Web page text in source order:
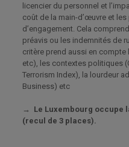
licencier du personnel et
coût de la main-d’œuvre et
d’engagement. Cela
préavis ou les indemnités de
critère prend aussi en
etc), les contextes politiques
Terrorism Index), la lourdeur
Business) etc
→ Le Luxembourg occupe
(recul de 3 places).